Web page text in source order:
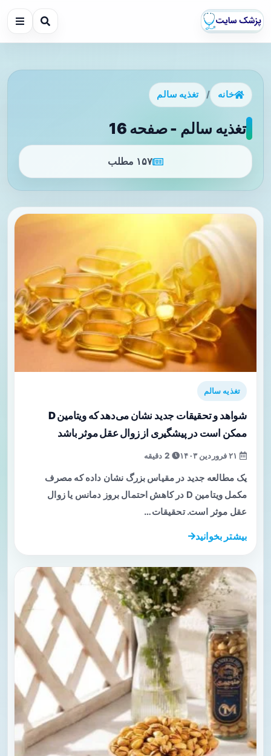
خانه / تغذیه سالم
تغذیه سالم - صفحه 16
۱۵۷ مطلب
تغذیه سالم
شواهد و تحقیقات جدید نشان می‌دهد که ویتامین D
ممکن است در پیشگیری از زوال عقل موثر باشد
2 دقیقه
یک مطالعه جدید در مقیاس بزرگ نشان داده که مصرف
مکمل ویتامین D در کاهش احتمال بروز دمانس یا زوال
عقل موثر است. تحقیقات…
بیشتر بخوانید